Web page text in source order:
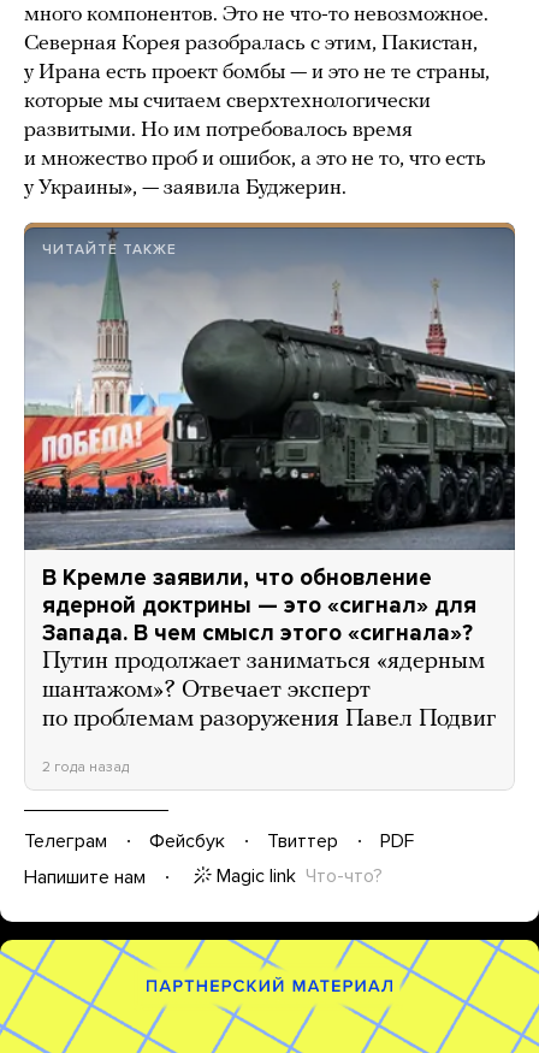
много компонентов. Это не что-то невозможное.
Северная Корея разобралась с этим, Пакистан,
у Ирана есть проект бомбы — и это не те страны,
которые мы считаем сверхтехнологически
развитыми. Но им потребовалось время
и множество проб и ошибок, а это не то, что есть
у Украины», — заявила Буджерин.
ЧИТАЙТЕ ТАКЖЕ
В Кремле заявили, что обновление
ядерной доктрины — это «сигнал» для
Запада. В чем смысл этого «сигнала»?
Путин продолжает заниматься «ядерным
шантажом»? Отвечает эксперт
по проблемам разоружения Павел Подвиг
2 года назад
Телеграм Фейсбук Твиттер
PDF
Напишите нам
Magic link Что-что?